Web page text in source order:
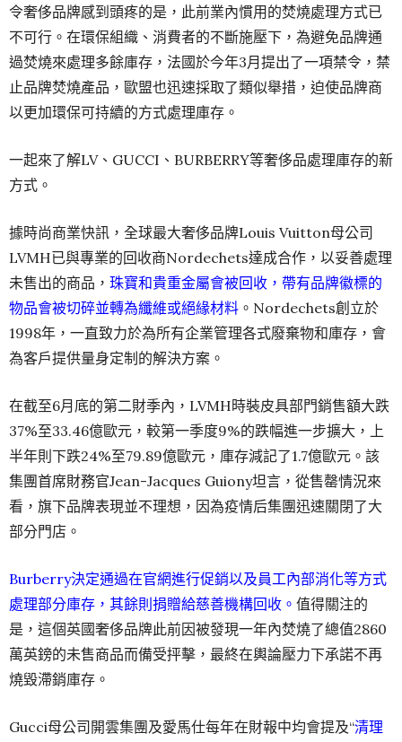
令奢侈品牌感到頭疼的是，此前業內慣用的焚燒處理方式已
不可行。在環保組織、消費者的不斷施壓下，為避免品牌通
過焚燒來處理多餘庫存，法國於今年3月提出了一項禁令，禁
止品牌焚燒產品，歐盟也迅速採取了類似舉措，迫使品牌商
以更加環保可持續的方式處理庫存。
一起來了解LV、GUCCI、BURBERRY等奢侈品處理庫存的新
方式。
據時尚商業快訊，全球最大奢侈品牌Loui​​s Vuitton母公司
LVMH已與專業的回收商Nordechets達成合作，以妥善處理
未售出的商品， 珠寶和貴重金屬會被回收，帶有品牌徽標的
物品會被切碎並轉為纖維或絕緣材料 。Nordechets創立於
1998年，一直致力於為所有企業管理各式廢棄物和庫存，會
為客戶提供量身定制的解決方案。
在截至6月底的第二財季內，LVMH時裝皮具部門銷售額大跌
37%至33.46億歐元，較第一季度9%的跌幅進一步擴大，上
半年則下跌24%至79.89億歐元，庫存減記了1.7億歐元。該
集團首席財務官Jean-Jacques Guiony坦言，從售罄情況來
看，旗下品牌表現並不理想，因為疫情后集團迅速關閉了大
部分門店。
Burberry決定通過在官網進行促銷以及員工內部消化等方式
處理部分庫存，其餘則捐贈給慈善機構回收。 值得關注的
是，這個英國奢侈品牌此前因被發現一年內焚燒了總值2860
萬英鎊的未售商品而備受抨擊，最終在輿論壓力下承諾不再
燒毀滯銷庫存。
Gucci母公司開雲集團及愛馬仕每年在財報中均會提及“清理